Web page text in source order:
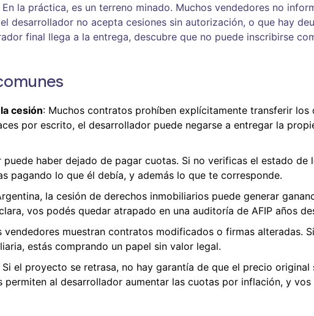
la práctica, es un terreno minado. Muchos vendedores no
desarrollador no acepta cesiones sin autorización, o que hay
final llega a la entrega, descubre que no puede inscribirse
cesión: Muchos contratos prohíben explícitamente transferir los
por escrito, el desarrollador puede negarse a entregar la
puede haber dejado de pagar cuotas. Si no verificas el estado de
pagando lo que él debía, y además lo que te corresponde.
la cesión de derechos inmobiliarios puede generar
vos podés quedar atrapado en una auditoría de AFIP años
vendedores muestran contratos modificados o firmas alteradas.
estás comprando un papel sin valor legal.
Si el proyecto se retrasa, no hay garantía de que el precio original
permiten al desarrollador aumentar las cuotas por inflación, y vos